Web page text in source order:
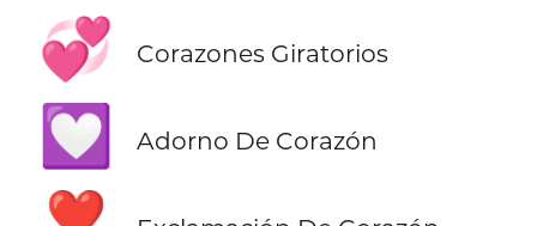
💞 Corazones Giratorios
💟 Adorno De Corazón